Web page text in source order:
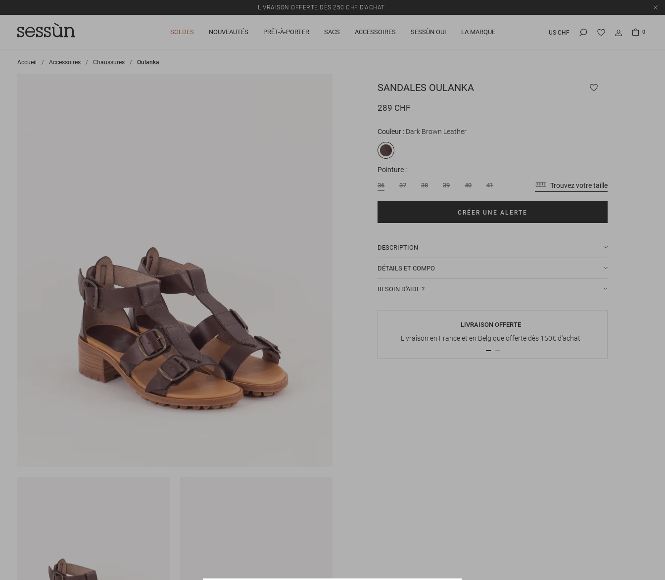
LIVRAISON OFFERTE DÈS 250 CHF D'ACHAT.
SOLDES NOUVEAUTÉS PRÊT-À-PORTER SACS ACCESSOIRES SESSÙN OUI LA MARQUE US CHF 0
Accueil >
Accessoires >
Chaussures >
Oulanka
SANDALES OULANKA
289 CHF
Couleur Dark Brown Leather
Pointure
36 37 38 39 40 41 Trouvez votre taille
CRÉER UNE ALERTE
DESCRIPTION
DÉTAILS ET COMPO
BESOIN D'AIDE ?
LIVRAISON OFFERTE
Livraison en France et en Belgique offerte dès 150€ d'achat